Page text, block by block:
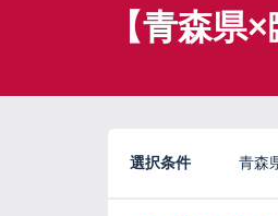
【青森県
選択条件 青森